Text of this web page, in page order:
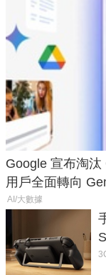
Google 宣布淘
用戶全面轉向
AI/大數據